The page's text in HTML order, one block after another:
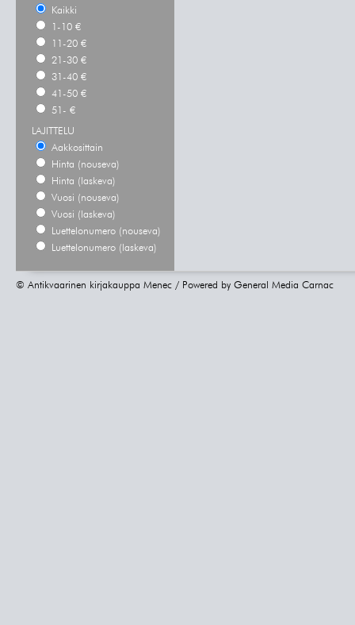
Kaikki
1-10 €
11-20 €
21-30 €
31-40 €
41-50 €
51- €
LAJITTELU
Aakkosittain
Hinta (nouseva)
Hinta (laskeva)
Vuosi (nouseva)
Vuosi (laskeva)
Luettelonumero (nouseva)
Luettelonumero (laskeva)
© Antikvaarinen kirjakauppa Menec / Powered by General Media Carnac